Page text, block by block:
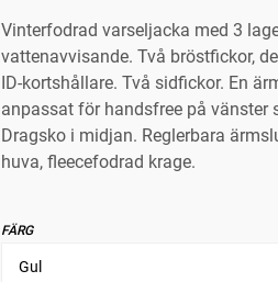
Vinterfodrad varseljacka med 3
vattenavvisande. Två bröstfickor,
ID-kortshållare. Två sidfickor. En
anpassat för handsfree på vänster
Dragsko i midjan. Reglerbara
huva, fleecefodrad krage.
FÄRG